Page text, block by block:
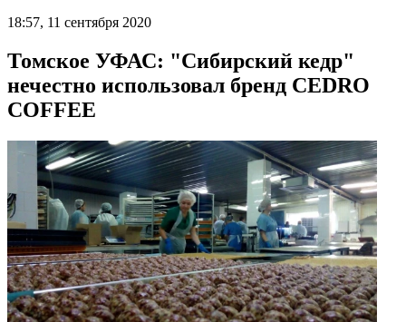
18:57, 11 сентября 2020
Томское УФАС: "Сибирский кедр"
нечестно использовал бренд CEDRO
COFFEE